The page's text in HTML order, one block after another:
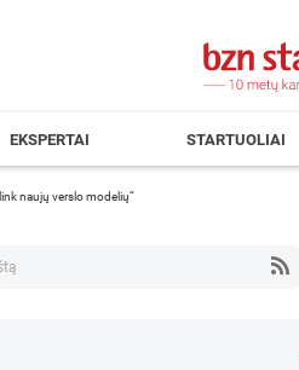
EKSPERTAI STARTUOLIAI
naujų verslo modelių“